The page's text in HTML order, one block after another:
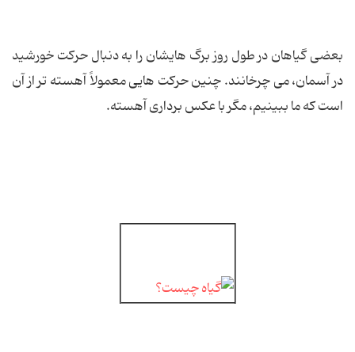
بعضی گیاهان در طول روز برگ هایشان را به دنبال حرکت خورشید
در آسمان، می چرخانند. چنین حرکت هایی معمولاً آهسته تر از آن
است که ما ببینیم، مگر با عکس برداری آهسته.